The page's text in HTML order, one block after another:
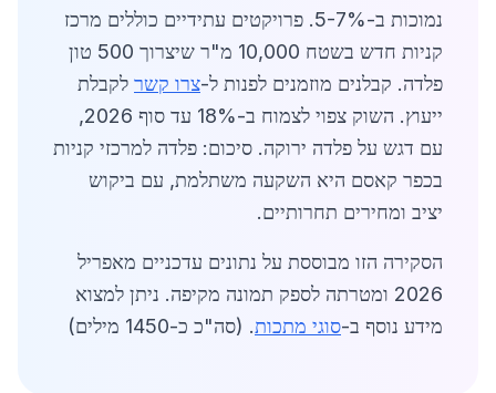
נמוכות ב-5-7%. פרויקטים עתידיים כוללים מרכז
קניות חדש בשטח 10,000 מ"ר שיצרוך 500 טון
פלדה. קבלנים מוזמנים לפנות ל-צרו קשר לקבלת
ייעוץ. השוק צפוי לצמוח ב-18% עד סוף 2026,
עם דגש על פלדה ירוקה. סיכום: פלדה למרכזי קניות
בכפר קאסם היא השקעה משתלמת, עם ביקוש
יציב ומחירים תחרותיים.
הסקירה הזו מבוססת על נתונים עדכניים מאפריל
2026 ומטרתה לספק תמונה מקיפה. ניתן למצוא
מידע נוסף ב-סוגי מתכות. (סה"כ כ-1450 מילים)